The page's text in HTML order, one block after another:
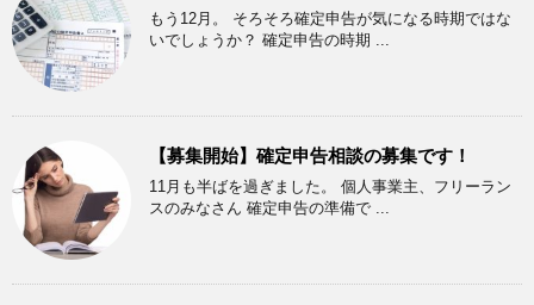
もう12月。 そろそろ確定申告が気になる時期ではな
いでしょうか？ 確定申告の時期 ...
【募集開始】確定申告相談の募集です！
11月も半ばを過ぎました。 個人事業主、フリーラン
スのみなさん 確定申告の準備で ...